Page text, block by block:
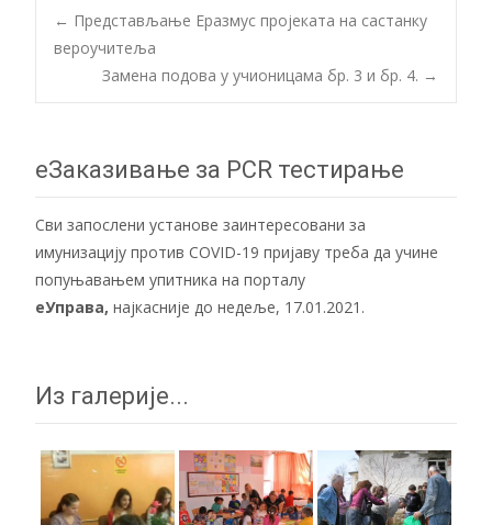
Post
navigation
← Представљање Еразмус пројеката на састанку
вероучитеља
Замена подова у учионицама бр. 3 и бр. 4. →
еЗаказивање за PCR тестирање
Сви запослени установе заинтересовани за
имунизацију против COVID-19 пријаву треба да учине
попуњавањем упитника на порталу
еУправа, најкасније до недеље, 17.01.2021.
Из галерије...